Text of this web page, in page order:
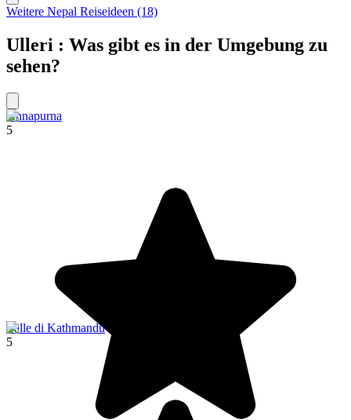
Weitere Nepal Reiseideen (18)
Ulleri : Was gibt es in der Umgebung zu
sehen?
Annapurna
5
Valle di Kathmandu
5